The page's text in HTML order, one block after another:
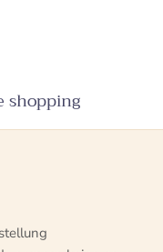
shopping